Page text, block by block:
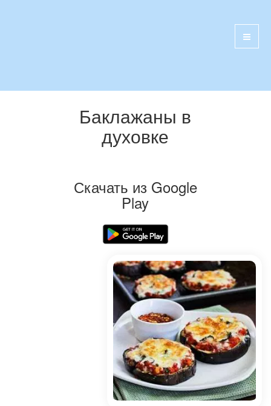
Баклажаны в
духовке
Скачать из Google
Play